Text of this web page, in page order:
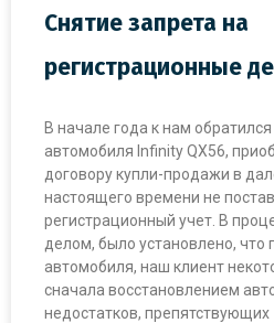
Снятие запрета на
регистрационные
В начале года к нам
автомобиля Infinity QX56,
договору купли-продажи в
настоящего времени не
регистрационный учет. В
делом, было установлено, что
автомобиля, наш клиент
сначала восстановлением
недостатков, препятствующих